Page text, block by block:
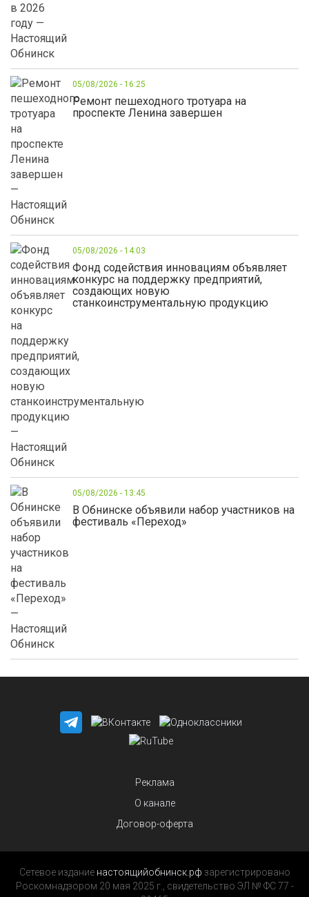
05/08/2026 - 16:25
Ремонт пешеходного тротуара на
проспекте Ленина завершен
05/08/2026 - 14:03
Фонд содействия инновациям объявляет
конкурс на поддержку предприятий,
создающих новую
станкоинструментальную продукцию
05/08/2026 - 13:45
В Обнинске объявили набор участников на
фестиваль «Переход»
Реклама
О канале
Договор-оферта
Сетевое издание настоящийобнинск.рф зарегистрировано
Роскомнадзором 20 мая 2025 г., свидетельство ЭЛ № ФС 77 -